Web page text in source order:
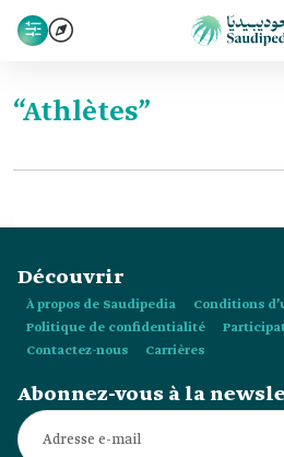
“Athlètes”
Découvrir
À propos de Saudipedia
Conditions
Politique de confidentialité
Contactez-nous
Carrières
Abonnez-vous à la